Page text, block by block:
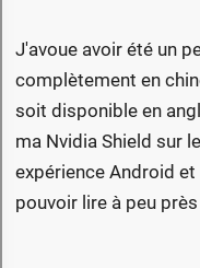
J'avoue avoir été un
complètement en
soit disponible en
ma Nvidia Shield sur
expérience Android
pouvoir lire à peu